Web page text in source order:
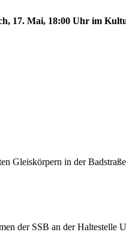
17. Mai, 18:00 Uhr im
Gleiskörpern in der
der SSB an der Haltestelle